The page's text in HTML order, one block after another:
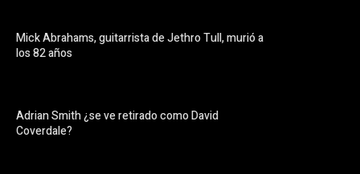
Mick Abrahams, guitarrista de Jethro Tull, murió a
los 82 años
Adrian Smith ¿se ve retirado como David
Coverdale?